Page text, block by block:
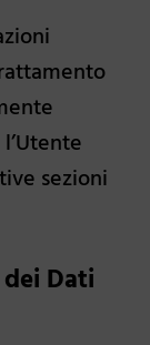
sezioni
Dati